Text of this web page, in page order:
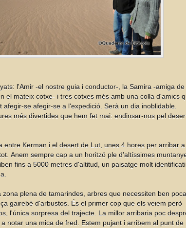
l'Amir -el nostre guia i conductor-, la Samira -amiga de
el mateix cotxe- i tres cotxes més amb una colla d'amics
se afegir-se a l'expedició. Serà un dia inoblidable.
més divertides que hem fet mai: endinsar-nos pel
entre Kerman i el desert de Lut, unes 4 hores per arribar a
Anem sempre cap a un horitzó ple d'altíssimes
fins a 5000 metres d'altitud, un paisatge molt
plena de tamarindes, arbres que necessiten ben poca
gairebé d'arbustos. És el primer cop que els veiem però
l'única sorpresa del trajecte. La millor arribaria poc
notar una mica de fred. Estem pujant i arribem al punt de